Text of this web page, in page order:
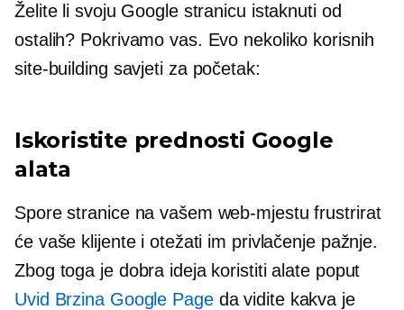
Želite li svoju Google stranicu istaknuti od
ostalih? Pokrivamo vas. Evo nekoliko korisnih
site-building savjeti za početak:
Iskoristite prednosti Google
alata
Spore stranice na vašem web-mjestu frustrirat
će vaše klijente i otežati im privlačenje pažnje.
Zbog toga je dobra ideja koristiti alate poput
Uvid Brzina Google Pageda vidite kakva je